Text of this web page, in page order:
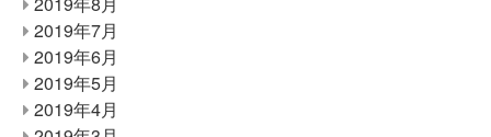
2019年7月
2019年6月
2019年5月
2019年4月